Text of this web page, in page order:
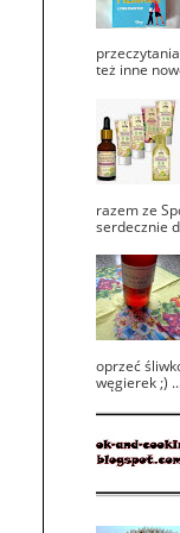
też inne
razem ze
serdecznie
oprzeć
węgierek ;)